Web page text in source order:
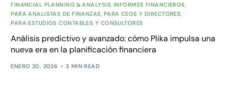
FINANCIAL PLANNING & ANALYSIS INFORMES FINANCIEROS
PARA ANALISTAS DE FINANZAS PARA CEOS Y DIRECTORES
PARA ESTUDIOS CONTABLES Y CONSULTORES
Análisis predictivo y avanzado: cómo Plika impulsa una
nueva era en la planificación financiera
ENERO 20, 2026 3 MIN READ